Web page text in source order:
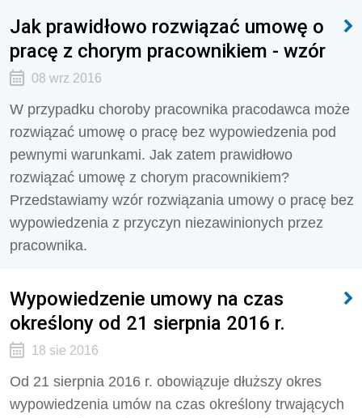
Jak prawidłowo rozwiązać umowę o
pracę z chorym pracownikiem - wzór
08 wrz 2016
W przypadku choroby pracownika pracodawca może
rozwiązać umowę o pracę bez wypowiedzenia pod
pewnymi warunkami. Jak zatem prawidłowo
rozwiązać umowę z chorym pracownikiem?
Przedstawiamy wzór rozwiązania umowy o pracę bez
wypowiedzenia z przyczyn niezawinionych przez
pracownika.
Wypowiedzenie umowy na czas
określony od 21 sierpnia 2016 r.
18 sie 2016
Od 21 sierpnia 2016 r. obowiązuje dłuższy okres
wypowiedzenia umów na czas określony trwających